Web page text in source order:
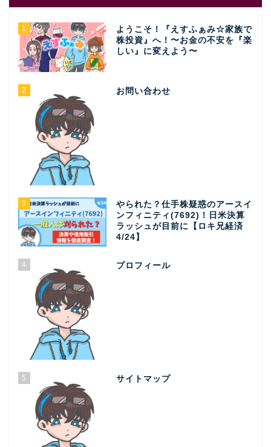
1
ようこそ！『えすふぁみ☆家族で
株投資』へ！〜お金の不安を『楽
しい』に変えよう〜
2 お問い合わせ
3
やられた？仕手株疑惑のアースイ
ンフィニティ(7692)！日米決算
ラッシュが目前に【ロキ兄経済
4/24】
4 プロフィール
5 サイトマップ